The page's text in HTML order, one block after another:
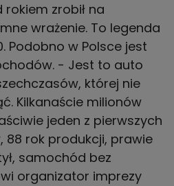
rokiem zrobił na
wrażenie. To legenda
Podobno w Polsce jest
- Jest to auto
której nie
Kilkanaście milionów
jeden z pierwszych
rok produkcji, prawie
samochód bez
organizator imprezy